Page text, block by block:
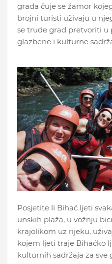
grada čuje se žamor
brojni turisti uživaju u
se trude grad pretvoriti u
glazbene i kulturne
Posjetite li Bihać ljeti
unskih plaža, u vožnju
krajolikom uz rijeku,
kojem ljeti traje Bihaćko
kulturnih sadržaja za sve